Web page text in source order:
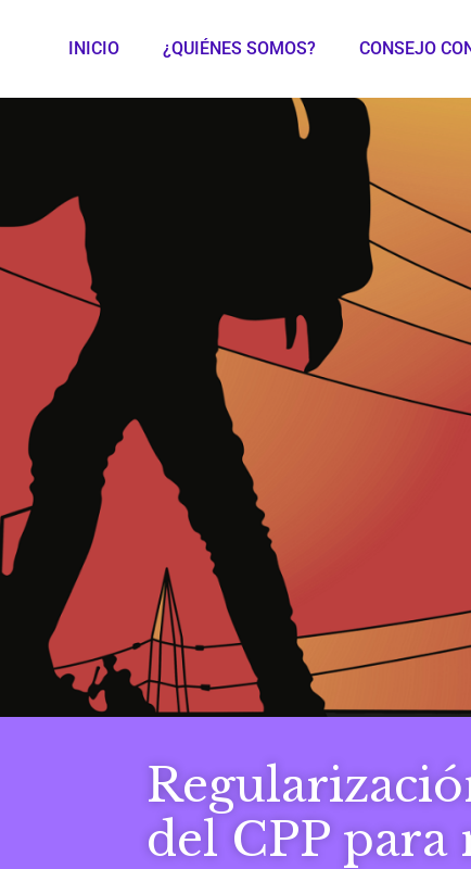
INICIO ¿QUIÉNES SOMOS? CONSEJO
del CPP